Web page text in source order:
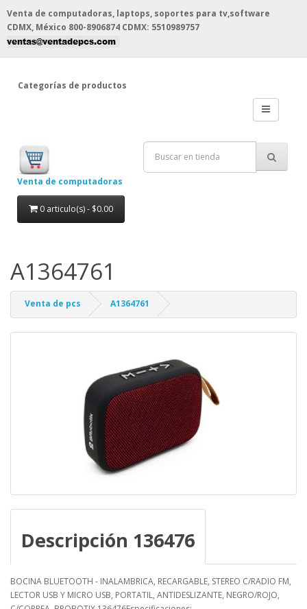
Venta de computadoras, laptops, soportes para tv,software
CDMX, México 800-8906874 CDMX: 5510989757
Categorías de productos
Venta de computadoras
0 articulo(s) - $0.00
A1364761
Venta de pcs A1364761
Descripción 136476
BOCINA BLUETOOTH - INALAMBRICA, RECARGABLE, STEREO C/RADIO FM,
LECTOR USB Y MICRO USB, PORTATIL, ANTIDESLIZANTE, NEGRO/ROJO,